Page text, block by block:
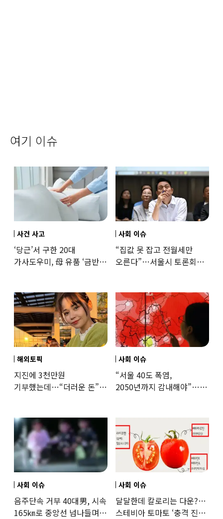
여기 이슈
사건 사고
‘당근’서 구한 20대
가사도우미, 母 유품 ‘금반지
사회 이슈
“집값 못 잡고 전월세만
오른다”…서울시 토론회서
해외토픽
지진에 3천만원
기부했는데…“더러운 돈”
사회 이슈
“서울 40도 폭염,
2050년까지 감내해야”…
사회 이슈
음주단속 거부 40대男, 시속
165㎞로 중앙선 넘나들며
사회 이슈
달달한데 칼로리는 다운?…
스테비아 토마토 ‘충격 진실’